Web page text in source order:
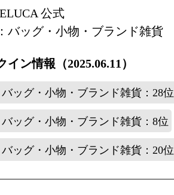
公式
バッグ・小物・ブランド雑貨
イン情報（2025.06.11）
バッグ・小物・ブランド雑貨：28位
バッグ・小物・ブランド雑貨：8位
バッグ・小物・ブランド雑貨：20位